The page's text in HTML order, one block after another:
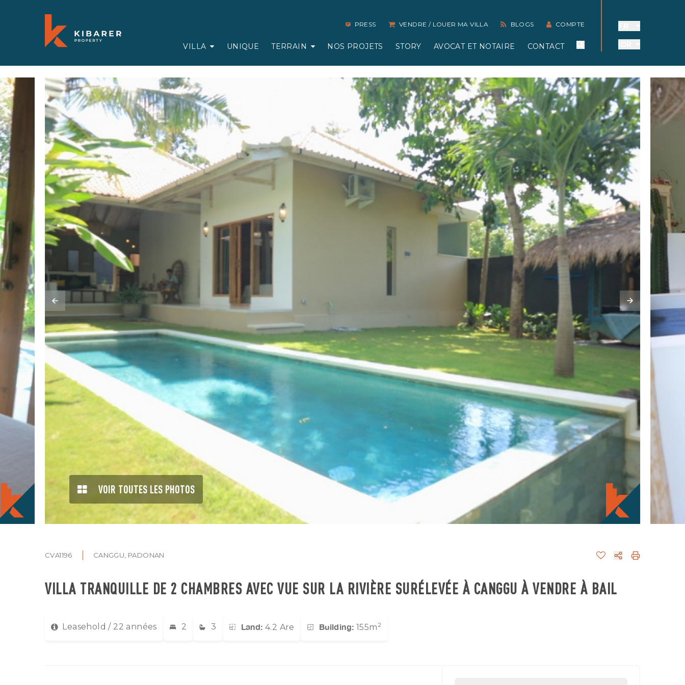
PRESS VENDRE / LOUER MA VILLA BLOGS COMPTE
VILLA UNIQUE TERRAIN NOS PROJETS STORY AVOCAT ET NOTAIRE CONTACT
VOIR TOUTES LES PHOTOS
CVA1196 CANGGU, PADONAN
VILLA TRANQUILLE DE 2 CHAMBRES AVEC VUE SUR LA RIVIÈRE SURÉLEVÉE À CANGGU À VENDRE À BAIL
Leasehold / 22 années 2 3 Land: 4.2 Are Building: 155m2